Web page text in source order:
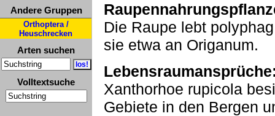
Andere Gruppen
Orthoptera /
Heuschrecken
Arten suchen
Volltextsuche
Die Raupe lebt
sie etwa an Origanum.
Xanthorhoe rupicola
Gebiete in den Bergen